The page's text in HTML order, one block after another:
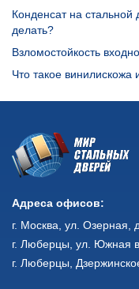
Конденсат на
делать?
Взломостойкость
Что такое винилискожа
Адреса офисов:
г. Москва, ул. Озерная,
г. Люберцы, ул. Южная
г. Люберцы,